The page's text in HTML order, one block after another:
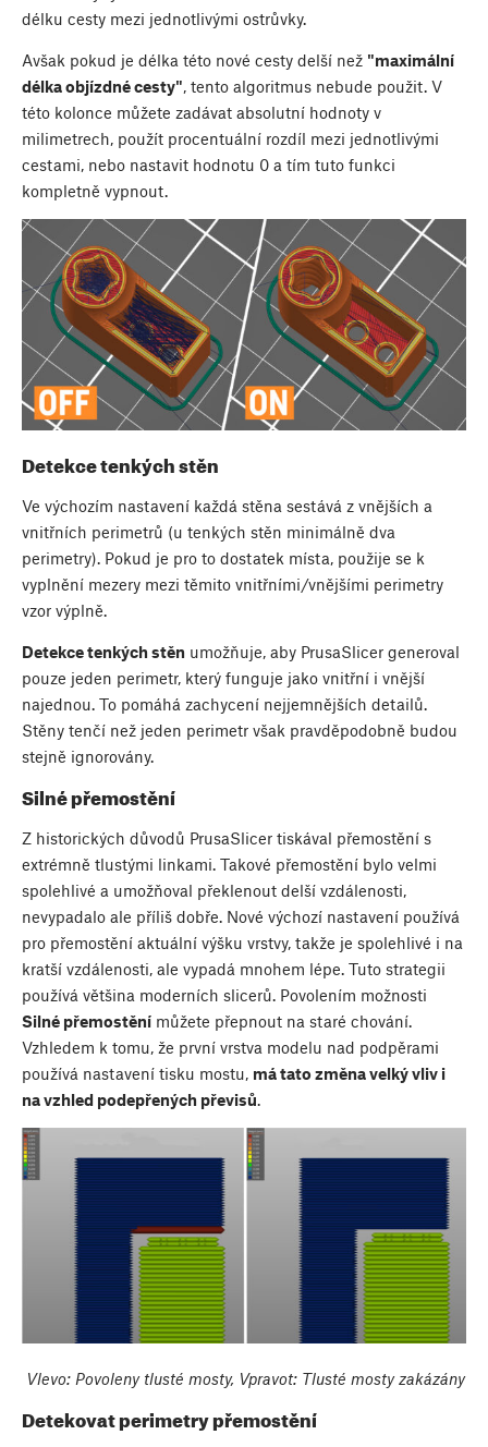
délku cesty mezi jednotlivými ostrůvky.
Avšak pokud je délka této nové cesty delší než "maximální
délka objízdné cesty", tento algoritmus nebude použit. V
této kolonce můžete zadávat absolutní hodnoty v
milimetrech, použít procentuální rozdíl mezi jednotlivými
cestami, nebo nastavit hodnotu 0 a tím tuto funkci
kompletně vypnout.
Detekce tenkých stěn
Ve výchozím nastavení každá stěna sestává z vnějších a
vnitřních perimetrů (u tenkých stěn minimálně dva
perimetry). Pokud je pro to dostatek místa, použije se k
vyplnění mezery mezi těmito vnitřními/vnějšími perimetry
vzor výplně.
Detekce tenkých stěn umožňuje, aby PrusaSlicer generoval
pouze jeden perimetr, který funguje jako vnitřní i vnější
najednou. To pomáhá zachycení nejjemnějších detailů.
Stěny tenčí než jeden perimetr však pravděpodobně budou
stejně ignorovány.
Silné přemostění
Z historických důvodů PrusaSlicer tiskával přemostění s
extrémně tlustými linkami. Takové přemostění bylo velmi
spolehlivé a umožňoval překlenout delší vzdálenosti,
nevypadalo ale příliš dobře. Nové výchozí nastavení používá
pro přemostění aktuální výšku vrstvy, takže je spolehlivé i na
kratší vzdálenosti, ale vypadá mnohem lépe. Tuto strategii
používá většina moderních slicerů. Povolením možnosti
Silné přemostění můžete přepnout na staré chování.
Vzhledem k tomu, že první vrstva modelu nad podpěrami
používá nastavení tisku mostu, má tato změna velký vliv i
na vzhled podepřených převisů.
Vlevo: Povoleny tlusté mosty, Vpravot: Tlusté mosty zakázány
Detekovat perimetry přemostění